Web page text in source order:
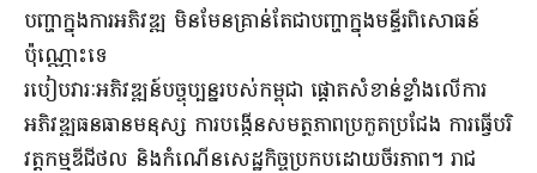
បញ្ហាក្នុងការអភិវឌ្ឍ មិនមែនគ្រាន់តែជាបញ្ហាក្នុងមន្ទីរពិសោធន៍
ប៉ុណ្ណោះទេ
របៀបវារៈអភិវឌ្ឍន៍បច្ចុប្បន្នរបស់កម្ពុជា ផ្តោតសំខាន់ខ្លាំងលើការ
អភិវឌ្ឍធនធានមនុស្ស ការបង្កើនសមត្ថភាពប្រកួតប្រជែង ការធ្វើបរិ
វត្តកម្មឌីជីថល និងកំណើនសេដ្ឋកិច្ចប្រកបដោយចីរភាព។ រាជ